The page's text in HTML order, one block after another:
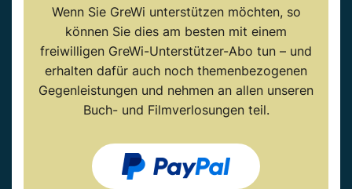
Wenn Sie GreWi unterstützen möchten, so
können Sie dies am besten mit einem
freiwilligen GreWi-Unterstützer-Abo tun – und
erhalten dafür auch noch themenbezogenen
Gegenleistungen und nehmen an allen unseren
Buch- und Filmverlosungen teil.